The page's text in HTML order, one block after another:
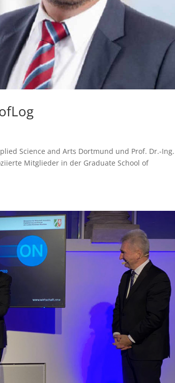
Science and Arts Dortmund und Prof. Dr.-Ing.
Mitglieder in der Graduate School of